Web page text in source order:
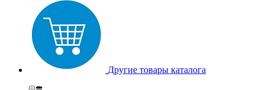
Другие товары каталога